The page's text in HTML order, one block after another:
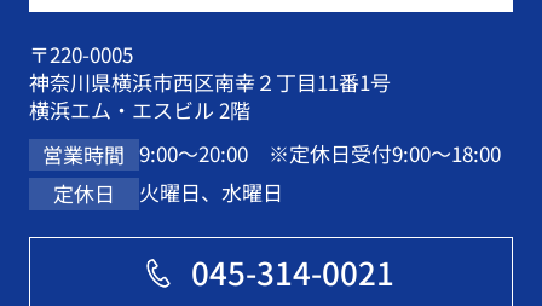
〒220-0005
神奈川県横浜市西区南幸２丁目11番1号
横浜エム・エスビル 2階
営業時間 9:00～20:00 ※定休日受付9:00～18:00
定休日
火曜日、水曜日
045-314-0021